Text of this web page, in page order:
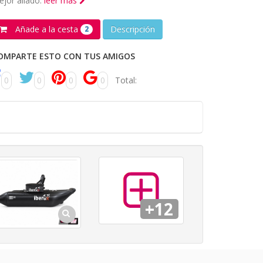
Añade a la cesta 2 Descripción
ESTO CON TUS AMIGOS
0 0 0 0 Total:
+12